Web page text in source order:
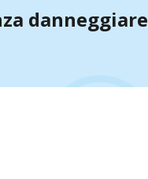
danneggiare